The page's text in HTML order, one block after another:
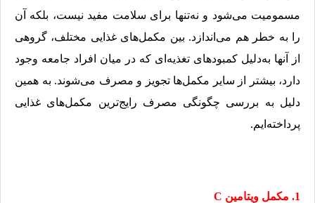
مسمومیت می‌شود و نه‌تنها برای سلامت مفید نیست، بلکه آن
را به خطر هم می‌اندازد. بین مکمل‌های غذایی مختلف، گروهی
از آنها به‌دلیل کمبودهای تغذیه‌ای که در میان افراد جامعه وجود
دارد، بیشتر از سایر مکمل‌ها تجویز و مصرف می‌شوند. به همین
دلیل به بررسی چگونگی مصرف رایج‌ترین مکمل‌های غذایی
پرداخته‌ایم.
1. مکمل ویتامین C